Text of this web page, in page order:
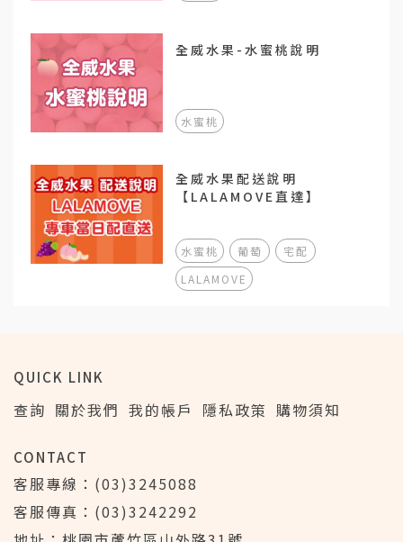
全威水果-水蜜桃說明
水蜜桃
全威水果配送說明
【LALAMOVE直達】
水蜜桃 葡萄
宅配
LALAMOVE
QUICK LINK
查詢 關於我們 我的帳戶 隱私政策 購物須知
CONTACT
客服專線：(03)3245088
客服傳真：(03)3242292